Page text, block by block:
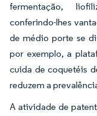
fermentação,
conferindo-lhes
de médio porte se
por exemplo, a
cuida de coquetéis
reduzem a
A atividade de